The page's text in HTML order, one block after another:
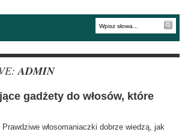
ADMIN
gadżety do włosów, które
Prawdziwe włosomaniaczki dobrze wiedzą, jak